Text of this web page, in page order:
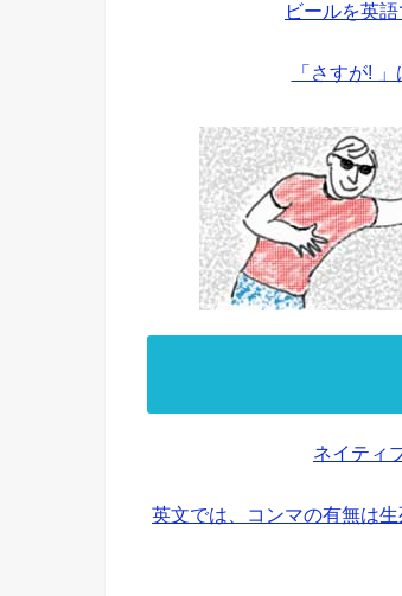
ビールを英
「さすが!
ネイティ
英文では、コンマの有無は